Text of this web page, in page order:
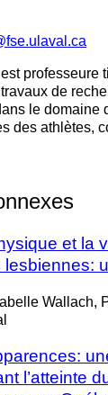
professeure
de
le domaine
des athlètes,
et la
Wallach,
l’atteinte